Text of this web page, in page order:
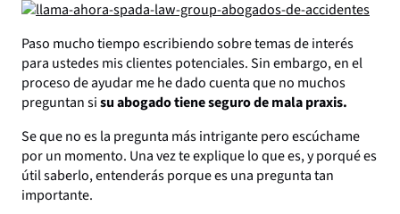
Paso mucho tiempo escribiendo sobre temas de interés
para ustedes mis clientes potenciales. Sin embargo, en el
proceso de ayudar me he dado cuenta que no muchos
preguntan sisu abogado tiene seguro de mala praxis.
Se que no es la pregunta más intrigante pero escúchame
por un momento. Una vez te explique lo que es, y porqué es
útil saberlo, entenderás porque es una pregunta tan
importante.